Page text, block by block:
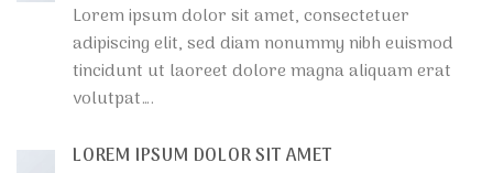
Lorem ipsum dolor sit amet, consectetuer
adipiscing elit, sed diam nonummy nibh euismod
tincidunt ut laoreet dolore magna aliquam erat
volutpat….
LOREM IPSUM DOLOR SIT AMET